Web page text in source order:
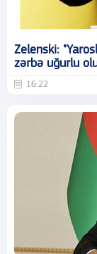
Zelenski:
zərbə uğurlu
16:22